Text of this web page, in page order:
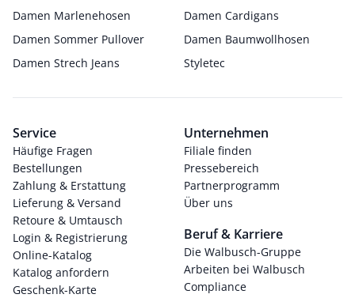
Damen Marlenehosen
Damen Cardigans
Damen Sommer Pullover
Damen Baumwollhosen
Damen Strech Jeans
Styletec
Service
Häufige Fragen
Bestellungen
Zahlung & Erstattung
Lieferung & Versand
Retoure & Umtausch
Login & Registrierung
Online-Katalog
Katalog anfordern
Geschenk-Karte
Unternehmen
Filiale finden
Pressebereich
Partnerprogramm
Über uns
Beruf & Karriere
Die Walbusch-Gruppe
Arbeiten bei Walbusch
Compliance